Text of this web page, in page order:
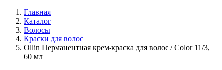
Главная
Каталог
Волосы
Краски для волос
Ollin Перманентная крем-краска для волос / Color 11/3,
60 мл